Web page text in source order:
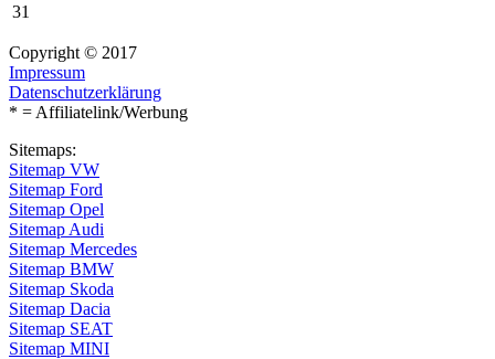
31
Copyright © 2017
Impressum
Datenschutzerklärung
* = Affiliatelink/Werbung
Sitemaps:
Sitemap VW
Sitemap Ford
Sitemap Opel
Sitemap Audi
Sitemap Mercedes
Sitemap BMW
Sitemap Skoda
Sitemap Dacia
Sitemap SEAT
Sitemap MINI